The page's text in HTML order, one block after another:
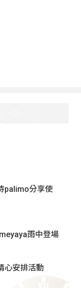
palimo分享使
雨中登場
心安排活動